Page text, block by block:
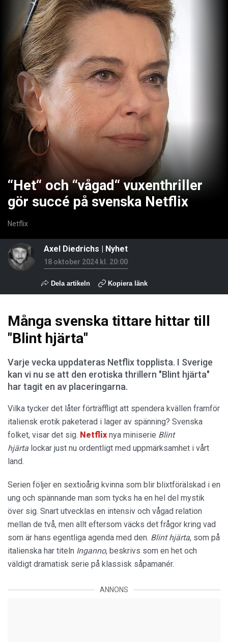
“Het“ och “vågad“ vuxenthriller
gör succé på svenska Netflix
Netflix
Axel Diedrichs Nyhet
18 oktober 2024 kl. 20:00
Dela artikeln Kopiera länk
Många svenska tittare hittar till
"Blint hjärta"
Varje vecka uppdateras Netflix topplista. I Sverige
kan vi nu se att den erotiska thrillern "Blint hjärta"
har tagit en av placeringarna.
Vilka tycker det låter förträffligt att spendera kvällen framför
italiensk erotik paketerad i lager av spänning? Svenska
folket, visar det sig. Netflix nya miniserie Blint
hjärta lockar just nu ordentligt med uppmärksamhet i vårt
land.
Serien följer en sextioårig kvinna som blir blixtförälskad i en
ung och spännande man som tycks ha en hel del mystik
över sig. Snart utvecklas en intensiv och vågad relation
mellan de två, men allt eftersom väcks det frågor kring vad
som är hans egentliga agenda med den. Blint hjärta, som på
italienska har titeln Inganno, beskrivs som en het och
väldigt dramatisk serie på klassisk såpamanér.
ANNONS